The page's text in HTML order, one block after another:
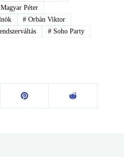
Magyar Péter
# Orbán Viktor
# Soho Party